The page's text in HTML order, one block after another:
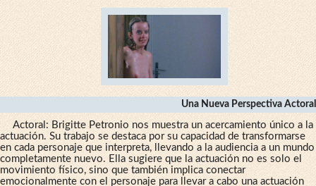
Una Nueva Perspectiva Actoral
Actoral: Brigitte Petronio nos muestra un acercamiento único a la
actuación. Su trabajo se destaca por su capacidad de transformarse
en cada personaje que interpreta, llevando a la audiencia a un mundo
completamente nuevo. Ella sugiere que la actuación no es solo el
movimiento físico, sino que también implica conectar
emocionalmente con el personaje para llevar a cabo una actuación